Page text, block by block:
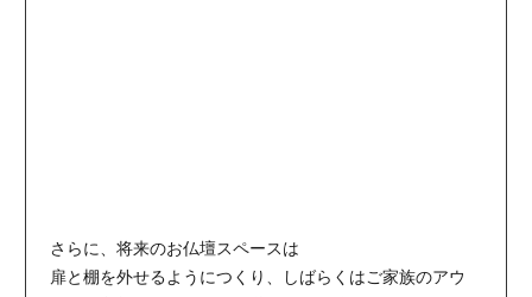
さらに、将来のお仏壇スペースは
扉と棚を外せるようにつくり、しばらくはご家族のアウ